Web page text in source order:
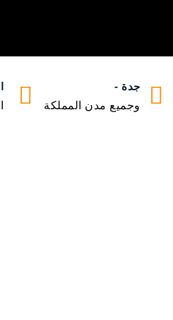
جدة -
وجميع مدن المملكة